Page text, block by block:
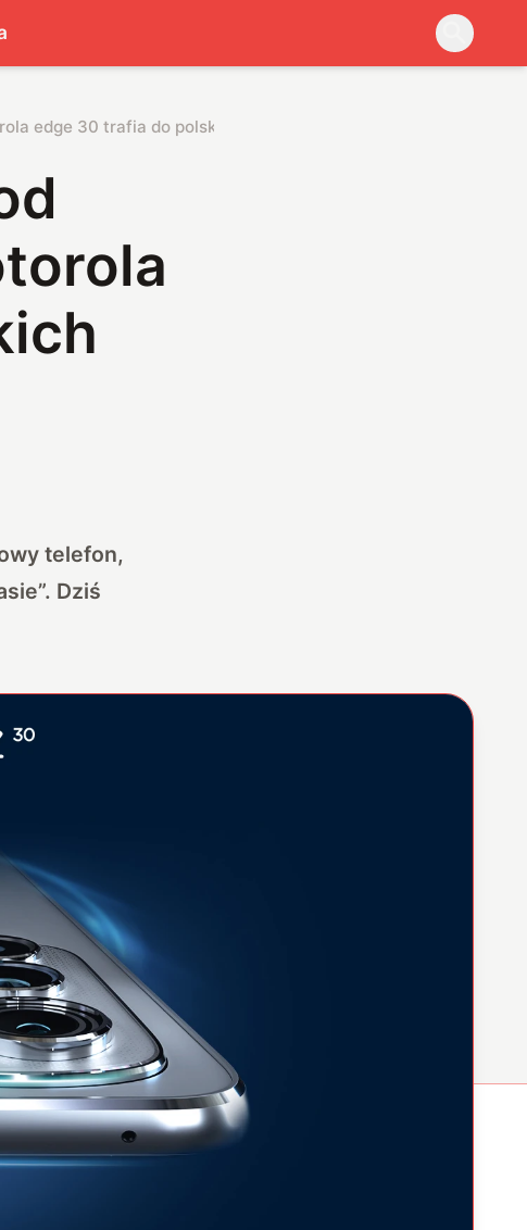
edge 30 trafia do polskich sklepów. Ile kosztuje?
telefon,
Dziś